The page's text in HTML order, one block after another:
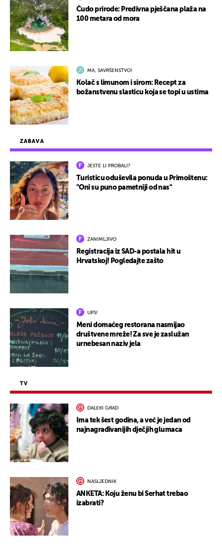
ZABAVA
JESTE LI PROBALI?
Turisticu oduševila ponuda u Primoštenu:
"Oni su puno pametniji od nas"
ZANIMLJIVO
Registracija iz SAD-a postala hit u
Hrvatskoj! Pogledajte zašto
UPS!
Meni domaćeg restorana nasmijao
društvene mreže! Za sve je zaslužan
urnebesan naziv jela
TV
DALEKI GRAD
Ima tek šest godina, a već je jedan od
najnagrađivanijih dječjih glumaca
NASLJEDNIK
ANKETA: Koju ženu bi Serhat trebao
izabrati?
Čudo prirode: Predivna pješčana plaža na
100 metara od mora
MA, SAVRŠENSTVO!
Kolač s limunom i sirom: Recept za
božanstvenu slasticu koja se topi u ustima